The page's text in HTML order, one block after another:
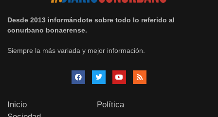
Desde 2013 informándote sobre todo lo referido al
conurbano bonaerense.
Siempre la más variada y mejor información.
Inicio
Política